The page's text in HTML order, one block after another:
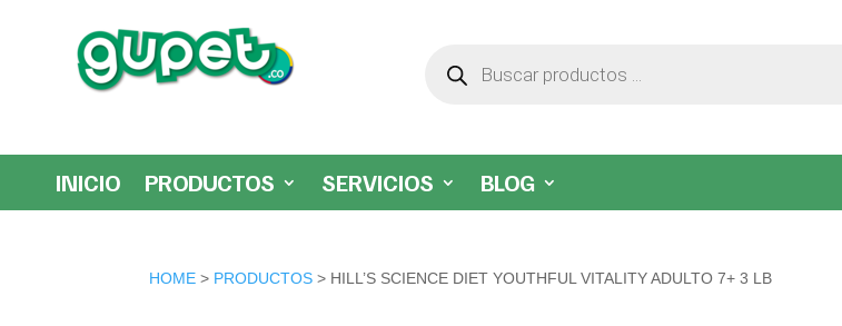
productos
INICIO PRODUCTOS SERVICIOS BLOG
HOME > PRODUCTOS > HILL’S SCIENCE DIET YOUTHFUL VITALITY ADULTO 7+ 3 LB